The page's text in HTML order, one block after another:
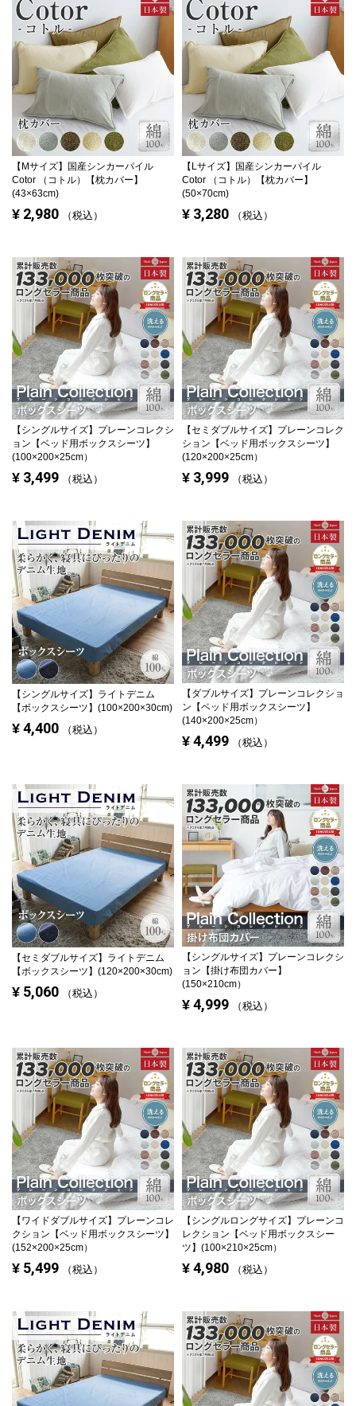
【Mサイズ】 国産シンカーパイル
Cotor （コトル）【枕カバー】
(43×63cm)
¥ 2,980 税込
【Lサイズ】 国産シンカーパイル
Cotor （コトル）【枕カバー】
(50×70cm)
¥ 3,280 税込
【シングルサイズ】 プレーンコレクシ
ョン【ベッド用ボックスシーツ】
(100×200×25cm）
¥ 3,499 税込
【セミダブルサイズ】 プレーンコレク
ション【ベッド用ボックスシーツ】
(120×200×25cm）
¥ 3,999 税込
【シングルサイズ】 ライトデニム
【ボックスシーツ】(100×200×30cm)
¥ 4,400 税込
【ダブルサイズ】 プレーンコレクショ
ン【ベッド用ボックスシーツ】
(140×200×25cm）
¥ 4,499 税込
【セミダブルサイズ】 ライトデニム
【ボックスシーツ】(120×200×30cm)
¥ 5,060 税込
【シングルサイズ】 プレーンコレクシ
ョン【掛け布団カバー】
(150×210cm）
¥ 4,999 税込
【ワイドダブルサイズ】 プレーンコレ
クション【ベッド用ボックスシーツ】
(152×200×25cm）
¥ 5,499 税込
【シングルロングサイズ】 プレーンコ
レクション【ベッド用ボックスシー
ツ】(100×210×25cm）
¥ 4,980 税込